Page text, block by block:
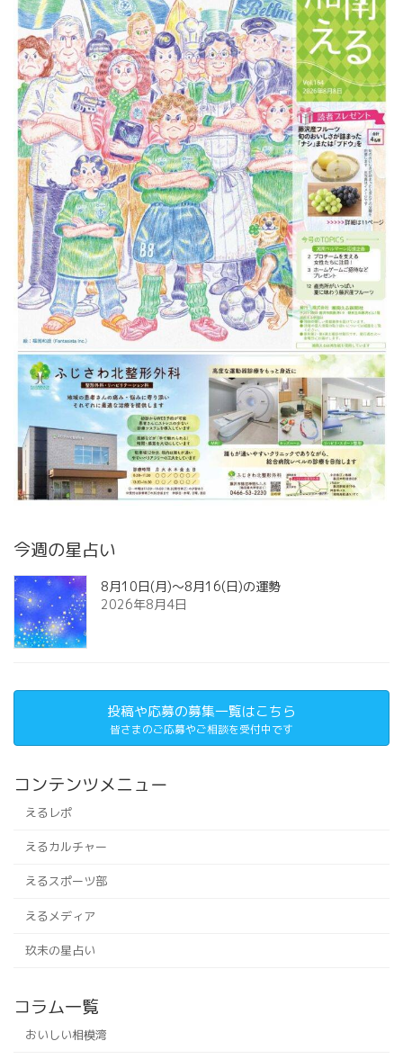
今週の星占い
8月10日(月)～8月16(日)の運勢
2026年8月4日
投稿や応募の募集一覧はこちら
皆さまのご応募やご相談を受付中です
コンテンツメニュー
えるレポ
えるカルチャー
えるスポーツ部
えるメディア
玖未の星占い
コラム一覧
おいしい相模湾